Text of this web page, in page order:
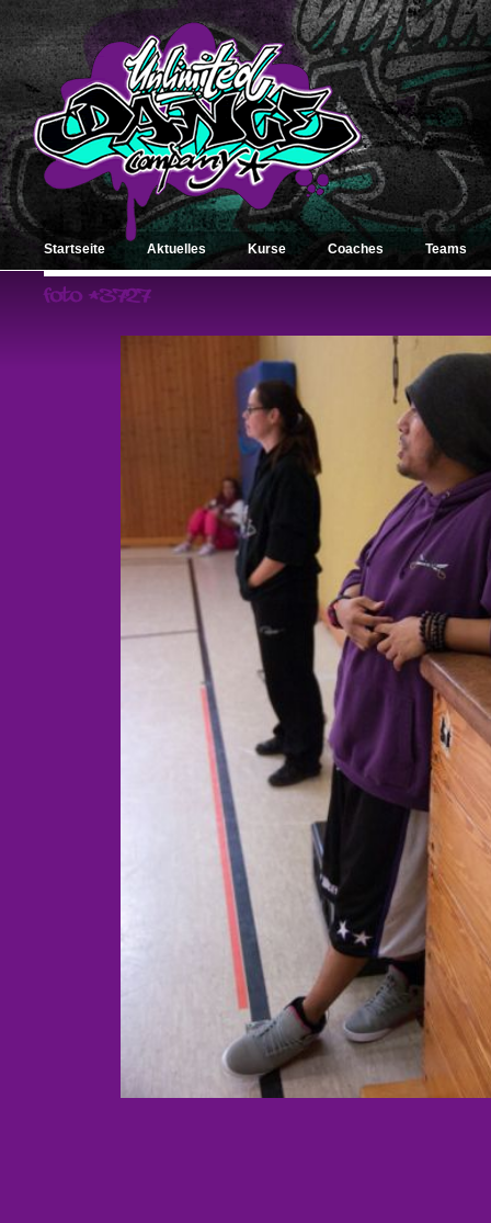
Startseite Aktuelles Kurse Coaches Teams